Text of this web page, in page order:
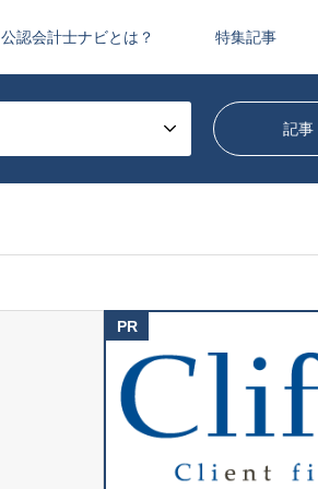
公認会計士ナビとは？ 特集記事